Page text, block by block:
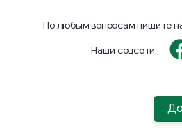
По любым вопросам пишите
Наши соцсети: